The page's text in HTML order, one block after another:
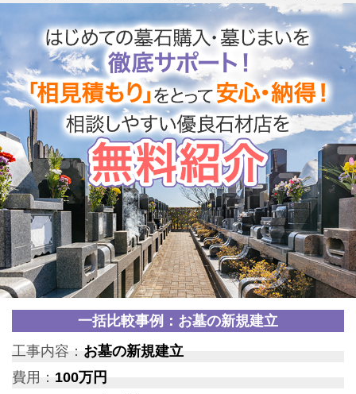
一括比較事例：お墓の新規建立
工事内容： お墓の新規建立
費用： 100万円